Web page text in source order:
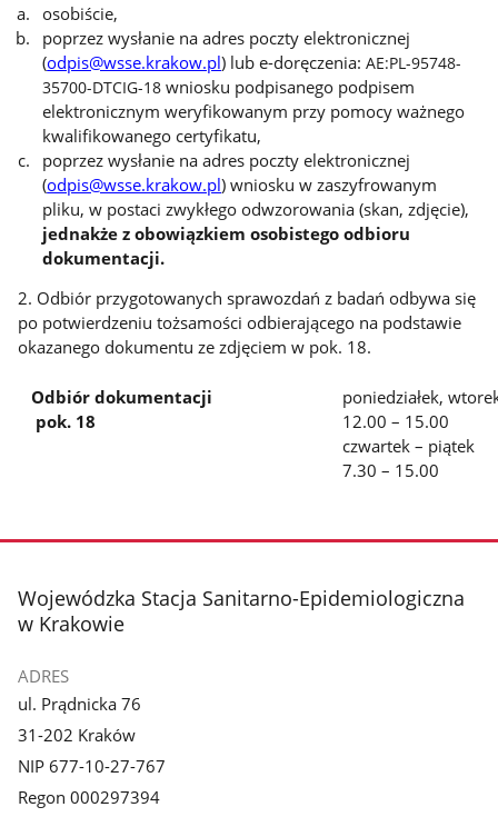
osobiście,
poprzez wysłanie na adres poczty elektronicznej
(odpis@wsse.krakow.pl) lub e-doręczenia:AE:PL-95748-
35700-DTCIG-18 wniosku podpisanego podpisem
elektronicznym weryfikowanym przy pomocy ważnego
kwalifikowanego certyfikatu,
poprzez wysłanie na adres poczty elektronicznej
(odpis@wsse.krakow.pl) wniosku w zaszyfrowanym
pliku, w postaci zwykłego odwzorowania (skan, zdjęcie),
jednakże z obowiązkiem osobistego odbioru
dokumentacji.
2. Odbiór przygotowanych sprawozdań z badań odbywa się
po potwierdzeniu tożsamości odbierającego na podstawie
okazanego dokumentu ze zdjęciem w pok. 18.
Odbiór dokumentacji
pok. 18
poniedziałek,
12.00 – 15.00
czwartek – piątek
7.30 – 15.00
stopka
Wojewódzka Stacja Sanitarno-Epidemiologiczna
w Krakowie
ADRES
ul. Prądnicka 76
31-202 Kraków
NIP 677-10-27-767
Regon 000297394